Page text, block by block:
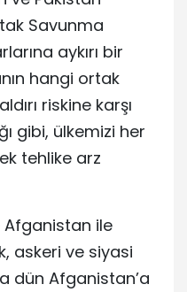
Savunma
aykırı bir
hangi ortak
riskine karşı
gibi, ülkemizi her
tehlike arz
Afganistan ile
askeri ve siyasi
dün Afganistan’a